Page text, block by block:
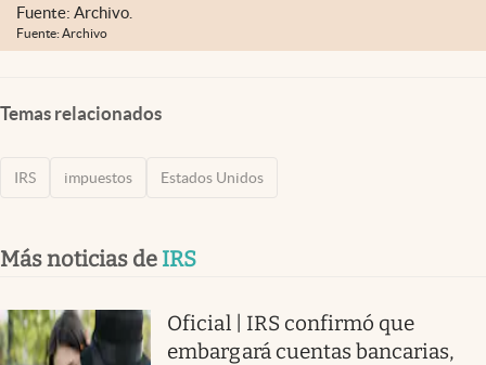
USA
Fuente: Archivo.
Fuente: Archivo
Temas relacionados
IRS impuestos Estados Unidos
Más noticias de IRS
Oficial | IRS confirmó que
embargará cuentas bancarias,